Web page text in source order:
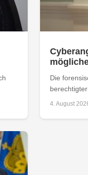
Die
4. August